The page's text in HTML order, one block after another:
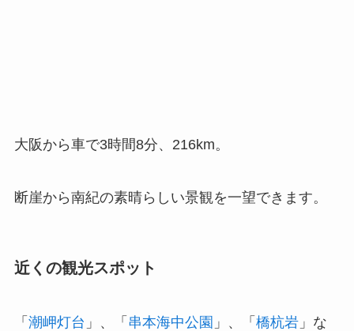
大阪から車で3時間8分、216km。
断崖から南紀の素晴らしい景観を一望できます。
近くの観光スポット
「 潮岬灯台 」、「 串本海中公園 」、「 橋杭岩」な